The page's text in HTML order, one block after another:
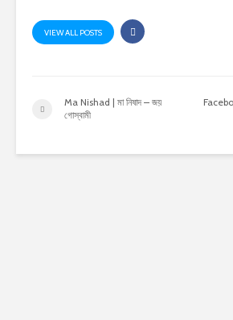
VIEW ALL POSTS
Ma Nishad | মা নিষাদ – জয়
গোস্বামী